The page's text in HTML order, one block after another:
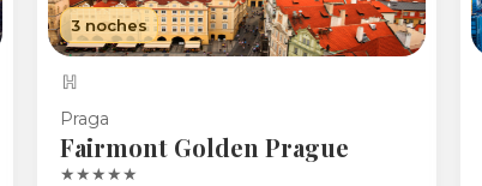
Praga
Fairmont Golden Prague
3 noches
★★★★★